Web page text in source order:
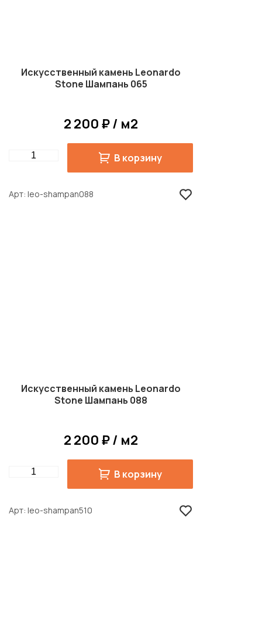
Искусственный камень Leonardo
Stone Шампань 065
2 200 ₽ / м2
Quantity В корзину
Арт leo-shampan088
Искусственный камень Leonardo
Stone Шампань 088
2 200 ₽ / м2
Quantity В корзину
Арт leo-shampan510